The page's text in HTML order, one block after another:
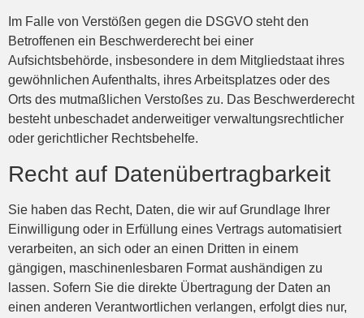
Im Falle von Verstößen gegen die DSGVO steht den
Betroffenen ein Beschwerderecht bei einer
Aufsichtsbehörde, insbesondere in dem Mitgliedstaat ihres
gewöhnlichen Aufenthalts, ihres Arbeitsplatzes oder des
Orts des mutmaßlichen Verstoßes zu. Das Beschwerderecht
besteht unbeschadet anderweitiger verwaltungsrechtlicher
oder gerichtlicher Rechtsbehelfe.
Recht auf Datenübertragbarkeit
Sie haben das Recht, Daten, die wir auf Grundlage Ihrer
Einwilligung oder in Erfüllung eines Vertrags automatisiert
verarbeiten, an sich oder an einen Dritten in einem
gängigen, maschinenlesbaren Format aushändigen zu
lassen. Sofern Sie die direkte Übertragung der Daten an
einen anderen Verantwortlichen verlangen, erfolgt dies nur,